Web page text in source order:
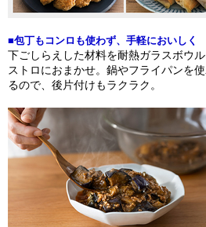
■包丁もコンロも使わず、手軽においしく
下ごしらえした材料を耐熱ガラスボウ
ストロにおまかせ。鍋やフライパンを
るので、後片付けもラクラク。